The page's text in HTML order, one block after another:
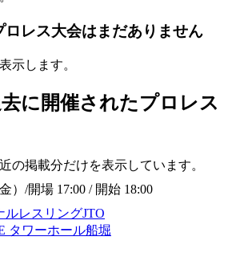
ロレス大会はまだありません
示します。
に開催されたプロレス
の掲載分だけを表示しています。
） /開場 17:00 / 開始 18:00
ルレスリングJTO
タワーホール船堀